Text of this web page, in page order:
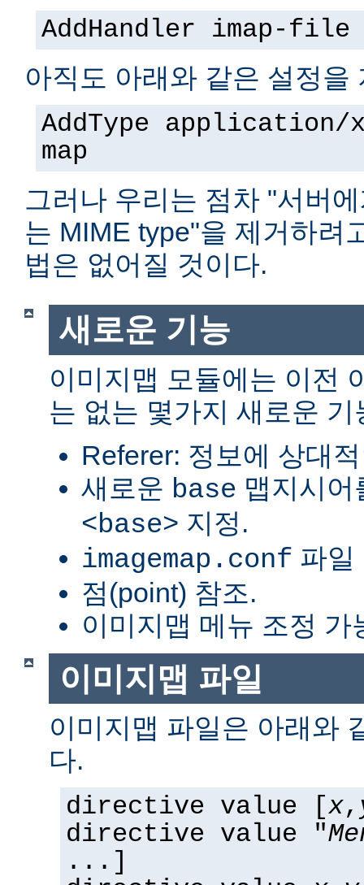
AddHandler imap-file
아직도 아래와 같은 설정을
AddType application/
map
그러나 우리는 점차 "서버
는 MIME type"을 제거하려
법은 없어질 것이다.
새로운 기능
이미지맵 모듈에는 이전
는 없는 몇가지 새로운 기
Referer: 정보에 상대
새로운 base 맵지시어
<base> 지정.
imagemap.conf 파일
점(point) 참조.
이미지맵 메뉴 조정 가
이미지맵 파일
이미지맵 파일은 아래와
다.
directive value [x,
directive value "
...]